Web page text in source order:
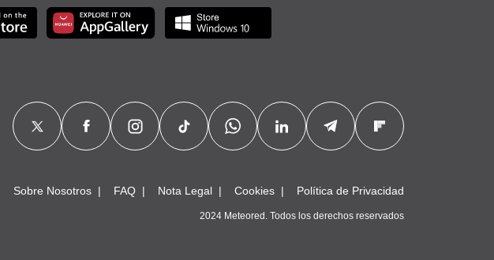
Sobre Nosotros FAQ Nota Legal Cookies Política de Privacidad
2024 Meteored. Todos los derechos reservados